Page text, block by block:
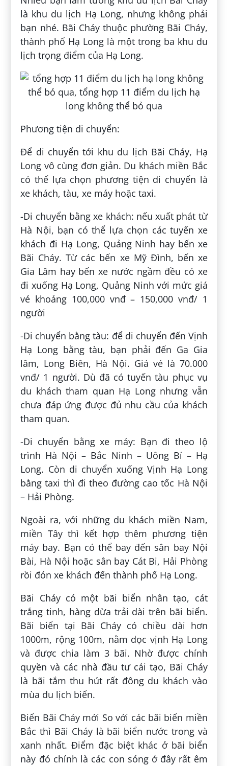
là khu du lịch Hạ Long, nhưng không phải
bạn nhé. Bãi Cháy thuộc phường Bãi Cháy,
thành phố Hạ Long là một trong ba khu du
lịch trọng điểm của Hạ Long.
Phương tiện di chuyển:
Để di chuyển tới khu du lịch Bãi Cháy, Hạ
Long vô cùng đơn giản. Du khách miền Bắc
có thể lựa chọn phương tiện di chuyển là
xe khách, tàu, xe máy hoặc taxi.
-Di chuyển bằng xe khách: nếu xuất phát từ
Hà Nội, bạn có thể lựa chọn các tuyến xe
khách đi Hạ Long, Quảng Ninh hay bến xe
Bãi Cháy. Từ các bến xe Mỹ Đình, bến xe
Gia Lâm hay bến xe nước ngầm đều có xe
đi xuống Hạ Long, Quảng Ninh với mức giá
vé khoảng 100,000 vnđ – 150,000 vnđ/ 1
người
-Di chuyển bằng tàu: để di chuyển đến Vịnh
Hạ Long bằng tàu, bạn phải đến Ga Gia
lâm, Long Biên, Hà Nội. Giá vé là 70.000
vnđ/ 1 người. Dù đã có tuyến tàu phục vụ
du khách tham quan Hạ Long nhưng vẫn
chưa đáp ứng được đủ nhu cầu của khách
tham quan.
-Di chuyển bằng xe máy: Bạn đi theo lộ
trình Hà Nội – Bắc Ninh – Uông Bí – Hạ
Long. Còn di chuyển xuống Vịnh Hạ Long
bằng taxi thì đi theo đường cao tốc Hà Nội
– Hải Phòng.
Ngoài ra, với những du khách miền Nam,
miền Tây thì kết hợp thêm phương tiện
máy bay. Bạn có thể bay đến sân bay Nội
Bài, Hà Nội hoặc sân bay Cát Bi, Hải Phòng
rồi đón xe khách đến thành phố Hạ Long.
Bãi Cháy có một bãi biển nhân tạo, cát
trắng tinh, hàng dừa trải dài trên bãi biển.
Bãi biển tại Bãi Cháy có chiều dài hơn
1000m, rộng 100m, nằm dọc vịnh Hạ Long
và được chia làm 3 bãi. Nhờ được chính
quyền và các nhà đầu tư cải tạo, Bãi Cháy
là bãi tắm thu hút rất đông du khách vào
mùa du lịch biển.
Biển Bãi Cháy mới So với các bãi biển miền
Bắc thì Bãi Cháy là bãi biển nước trong và
xanh nhất. Điểm đặc biệt khác ở bãi biển
này đó chính là các con sóng ở đây rất êm